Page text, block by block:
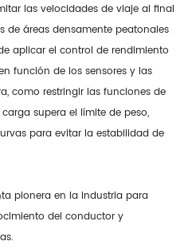
las velocidades de viaje al final
de áreas densamente peatonales
aplicar el control de rendimiento
función de los sensores y las
como restringir las funciones de
supera el límite de peso,
para evitar la estabilidad de
pionera en la industria para
del conductor y